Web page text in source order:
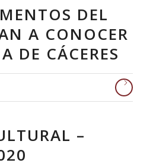
DEL
A CONOCER
DE CÁCERES
–